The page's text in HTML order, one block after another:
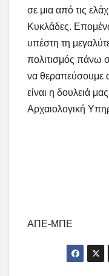
σε μια από τις
Κυκλάδες.
υπέστη τη
πολιτισμός πάνω
να θεραπεύσουμε
είναι η δουλειά
Αρχαιολογική
AΠΕ-ΜΠΕ